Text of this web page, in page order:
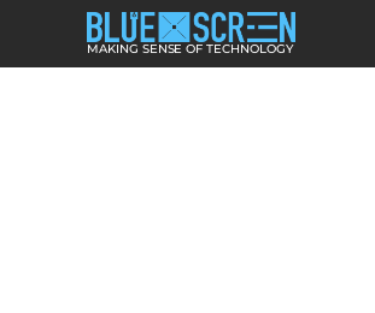
MAKING SENSE OF TECHNOLOGY